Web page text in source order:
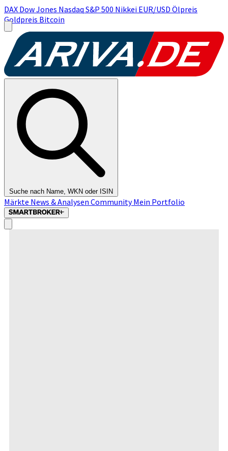
DAX Dow Jones Nasdaq S&P 500 Nikkei EUR/USD Ölpreis
Goldpreis Bitcoin
Suche nach Name, WKN oder ISIN
Märkte News & Analysen CommunityMein Portfolio